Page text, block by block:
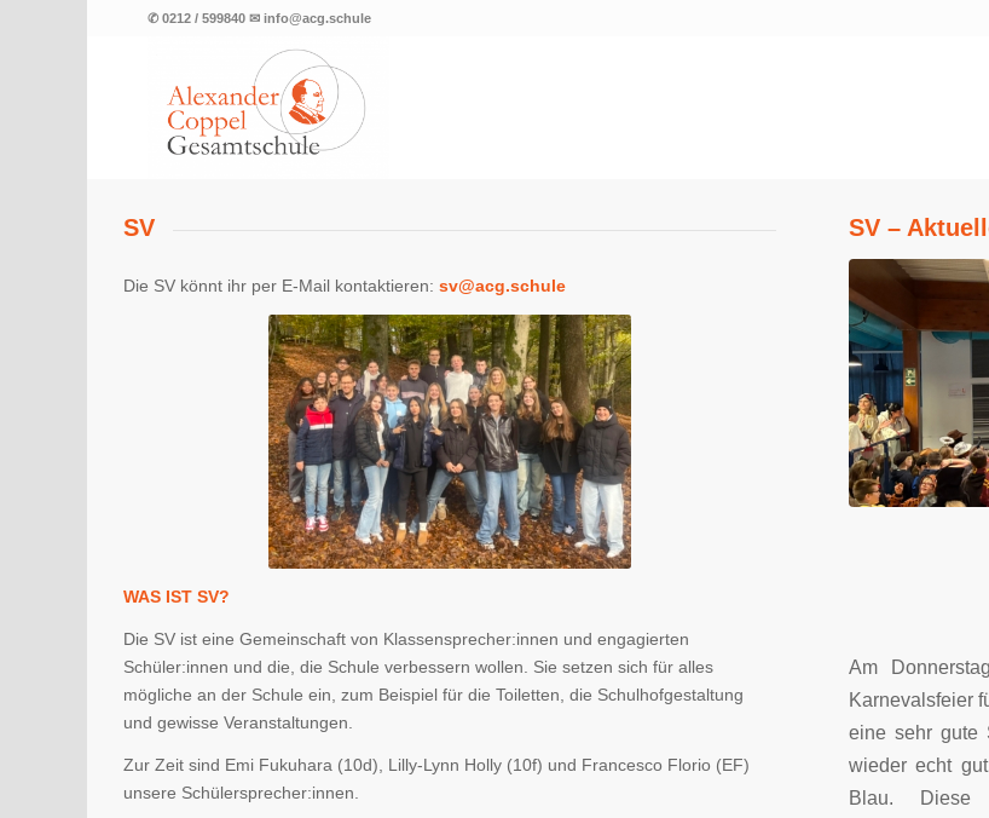
✆ 0212 / 599840 ✉ info@acg.schule
SV
Die SV könnt ihr per E-Mail kontaktieren: sv@acg.schule
WAS IST SV?
Die SV ist eine Gemeinschaft von Klassensprecher:innen und engagierten
Schüler:innen und die, die Schule verbessern wollen. Sie setzen sich für alles
mögliche an der Schule ein, zum Beispiel für die Toiletten, die Schulhofgestaltung
und gewisse Veranstaltungen.
Zur Zeit sind Emi Fukuhara (10d), Lilly-Lynn Holly (10f) und Francesco Florio (EF)
unsere Schülersprecher:innen.
SV –
Am
Karnevalsfeier
eine sehr gute
wieder echt
Blau.